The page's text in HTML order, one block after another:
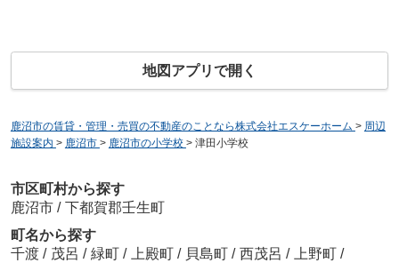
地図アプリで開く
鹿沼市の賃貸・管理・売買の不動産のことなら株式会社エスケーホーム > 周辺
施設案内 > 鹿沼市 > 鹿沼市の小学校 > 津田小学校
市区町村から探す
鹿沼市 / 下都賀郡壬生町
町名から探す
千渡 / 茂呂 / 緑町 / 上殿町 / 貝島町 / 西茂呂 / 上野町 /